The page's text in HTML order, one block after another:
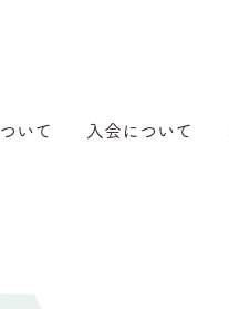
いて 入会について